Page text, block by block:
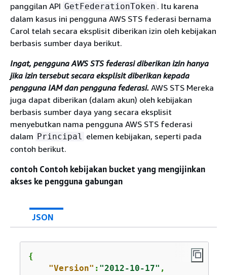
panggilan API GetFederationToken . Itu karena
dalam kasus ini pengguna AWS STS federasi bernama
Carol telah secara eksplisit diberikan izin oleh kebijakan
berbasis sumber daya berikut.
Ingat, pengguna AWS STS federasi diberikan izin hanya
jika izin tersebut secara eksplisit diberikan kepada
pengguna IAM dan pengguna federasi. AWS STS Mereka
juga dapat diberikan (dalam akun) oleh kebijakan
berbasis sumber daya yang secara eksplisit
menyebutkan nama pengguna AWS STS federasi
dalam Principal elemen kebijakan, seperti pada
contoh berikut.
contoh Contoh kebijakan bucket yang mengijinkan
akses ke pengguna gabungan
JSON
{
"Version" : "2012-10-17" ,